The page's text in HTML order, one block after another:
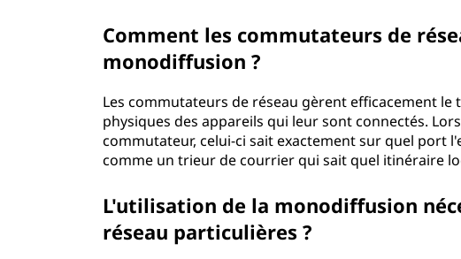
Comment les commutateurs de
monodiffusion ?
Les commutateurs de réseau gèrent efficacement
physiques des appareils qui leur sont connectés.
commutateur, celui-ci sait exactement sur quel port
comme un trieur de courrier qui sait quel itinéraire
L'utilisation de la monodiffusion
réseau particulières ?